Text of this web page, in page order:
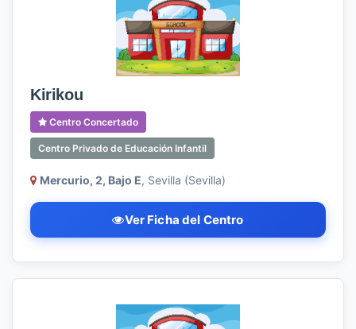
Kirikou
Centro Concertado
Centro Privado de Educación Infantil
Mercurio, 2, Bajo E, Sevilla (Sevilla)
Ver Ficha del Centro